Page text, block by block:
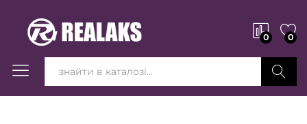
0 0
Вперед!